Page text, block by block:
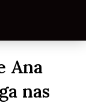
Ana
nas